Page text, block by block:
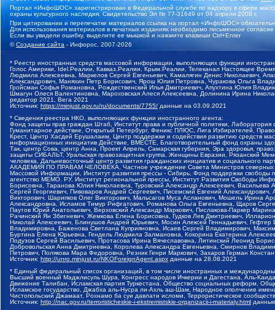
Портал «ИнфоШОС» зарегистрирован в Федеральной службе по надзору в сфере
охраны культурного наследия. Свидетельство Эл № 77-31649 от 04 апреля 2008 г.
При цитировании и перепечатке материалов ссылка на портал «ИнфоШОС»
Для использования материалов в печатных изданиях необходимо письменное
Если вы увидели ошибку, выделите ее мышкой и нажмите клавиши Ctrl+Enter
©Создание сайта - Инфорос, 2007-2026
* Реестр иностранных средств массовой информации, выполняющих функции
Голос Америки, Idel.Реалии, Кавказ.Реалии, Крым.Реалии, Телеканал Настоящее
Людмила Алексеевна, Маркелов Сергей Евгеньевич, Камалягин Денис Николаевич,
Александрович, Маняхин Петр Борисович, Ярош Юлия Петровна, Чуракова Ольга
Гройсман Софья Романовна, Рождественский Илья Дмитриевич, Апухтина Юлия
Шмагун Олеся Валентиновна, Мароховская Алеся Алексеевна, Долинина Ирина
редактор 2021, Вега 2021
Источник: https://minjust.gov.ru/ru/documents/7755/ данные на 03.09.2021
* Сведения реестра НКО, выполняющих функции иностранного агента:
Фонд защиты прав граждан Штаб, Институт права и публичной политики,
Гуманитарное действие, Открытый Петербург, Феникс ПЛЮС, Лига Избирателей,
Крест, Центр Хасдей Ерушалаим, Центр поддержки и содействия развитию средств
информационных инициатив Действие, ВМЕСТЕ, Благотворительный фонд охраны
Так, центр Сова, центр Анна, Проект Апрель, Самарская губерния, Эра здоровья,
защиты СИБАЛЬТ, Уральская правозащитная группа, Женщины Евразии, Рязанский
человека, Дальневосточный центр развития гражданских инициатив и социального
АКАДЕМИЯ ПО ПРАВАМ ЧЕЛОВЕКА, Частное учреждение Совета Министров северных
Массовой Информации, Институт развития прессы - Сибирь, Фонд поддержки
агентство МЕМО. РУ, Институт региональной прессы, Институт Развития Свободы
Борисовна, Таранова Юлия Николаевна, Туровский Александр Алексеевич,
Сергей Георгиевич, Пивоваров Андрей Сергеевич, Писемский Евгений
Викторович, Шарипков Олег Викторович, Мальсагов Муса Асланович, Мошель Ирина
Александровна, Исламов Тимур Рифгатович, Романова Ольга Евгеньевна, Щаров
Паутов Юрий Анатольевич, Верховский Александр Маркович, Пислакова-Паркер
Рачинский Ян Збигневич, Жемкова Елена Борисовна, Гудков Лев Дмитриевич,
Николай Алексеевич, Блинушов Андрей Юрьевич, Мосин Алексей Геннадьевич,
Владимировна, Баженова Светлана Куприяновна, Исаев Сергей Владимирович,
Буртина Елена Юрьевна, Гендель Людмила Залмановна, Кокорина Екатерина
Подузов Сергей Васильевич, Протасова Ирина Вячеславовна, Литинский Леонид
Добровольская Анна Дмитриевна, Королева Александра Евгеньевна, Смирнов
Петрович, Полякова Мара Федоровна, Резник Генри Маркович, Захаров Герман
Источник: http://unro.minjust.ru/NKOForeignAgent.aspx данные на 28.08.2021
* Единый федеральный список организаций, в том числе иностранных и
Высший военный Маджлисуль Шура, Конгресс народов Ичкерии и Дагестана, Аль-
Движение Талибан, Исламская партия Туркестана, Общество социальных реформ,
Исламское государство, Джабха аль-Нусра ли-Ахль аш-Шам, Народное ополчение
Чистопольский Джамаат, Рохнамо ба суи давлати исломи, Террористическое
Источник: http://nac.gov.ru/terroristicheskie-i-ekstremistskie-organizacii-i-materialy.html